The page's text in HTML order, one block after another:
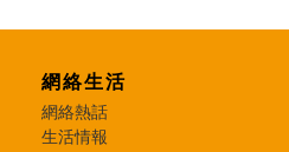
網絡生活
網絡熱話
生活情報